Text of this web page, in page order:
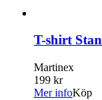
T-shirt
Martinex
199 kr
Mer infoKöp